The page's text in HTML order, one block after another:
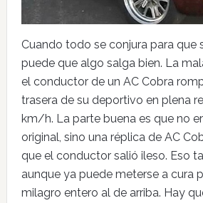
Cuando todo se conjura para que
puede que algo salga bien. La
el conductor de un AC Cobra
trasera de su deportivo en plena
km/h. La parte buena es que no
original, sino una réplica de AC
que el conductor salió ileso. Eso
aunque ya puede meterse a cura
milagro entero al de arriba. Hay